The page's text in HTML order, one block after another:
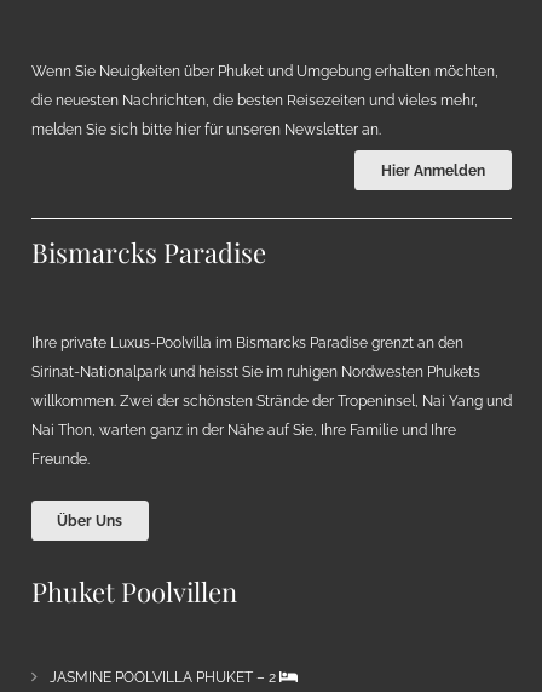
Wenn Sie Neuigkeiten über Phuket und Umgebung erhalten möchten,
die neuesten Nachrichten, die besten Reisezeiten und vieles mehr,
melden Sie sich bitte hier für unseren Newsletter an.
Hier Anmelden
Bismarcks Paradise
Ihre private Luxus-Poolvilla im Bismarcks Paradise grenzt an den
Sirinat-Nationalpark und heisst Sie im ruhigen Nordwesten Phukets
willkommen. Zwei der schönsten Strände der Tropeninsel, Nai Yang und
Nai Thon, warten ganz in der Nähe auf Sie, Ihre Familie und Ihre
Freunde.
Über Uns
Phuket Poolvillen
JASMINE POOLVILLA PHUKET – 2